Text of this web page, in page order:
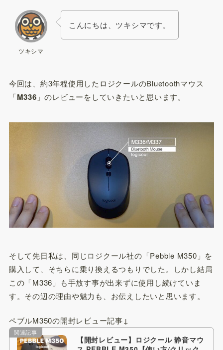
ツキシマ
こんにちは、ツキシマです。
今回は、約3年程使用したロジクールのBluetoothマウス
「M336 」のレビューをしていきたいと思います。
そして先日私は、同じロジクール社の「Pebble M350」を
購入して、そちらに乗り換えるつもりでした。しかし結局
この「M336」も手放す事が出来ずに使用し続けていま
す。その辺の理由や魅力も、お伝えしたいと思います。
ペブルM350の開封レビュー記事↓
関連記事
【開封レビュー】ロジクール 静音マウ